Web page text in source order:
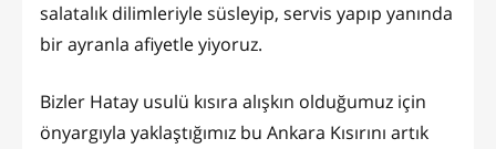
salatalık dilimleriyle süsleyip, servis yapıp yanında
bir ayranla afiyetle yiyoruz.
Bizler Hatay usulü kısıra alışkın olduğumuz için
önyargıyla yaklaştığımız bu Ankara Kısırını artık